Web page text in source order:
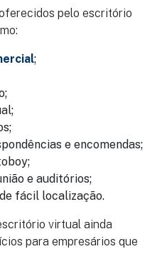
pelo escritório
;
e encomendas;
e auditórios;
fácil localização.
virtual ainda
para empresários que